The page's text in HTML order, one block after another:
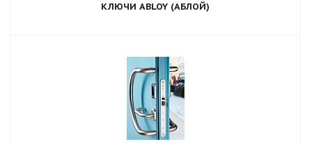
КЛЮЧИ ABLOY (АБЛОЙ)